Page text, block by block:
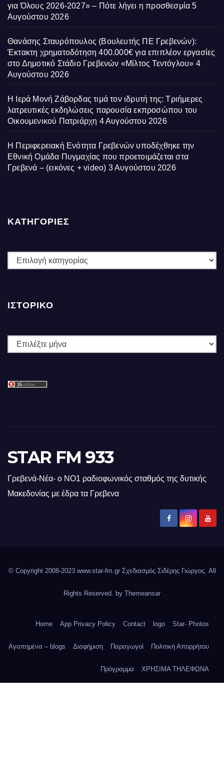
για Όλους 2026-2027» – Πότε λήγει η προσθεσμία 5
Αυγούστου 2026
Θανάσης Σταυρόπουλος (Βουλευτής ΠΕ Γρεβενών):
Έκτακτη χρηματοδότηση 400.000€ για επιπλέον εργασίες
στο Δημοτικό Στάδιο Γρεβενών «Μίλτος Τεντόγλου» 4
Αυγούστου 2026
Η Ιερά Μονή Ζάβορδας τιμά τον ιδρυτή της: Τριήμερες
λατρευτικές εκδηλώσεις παρουσία εκπροσώπου του
Οικουμενικού Πατριάρχη 4 Αυγούστου 2026
Η Περιφερειακή Ενότητα Γρεβενών υποδέχθηκε την
Εθνική Ομάδα Πυγμαχίας που προετοιμάζεται στα
Γρεβενά – (εικόνες + video) 3 Αυγούστου 2026
ΚΑΤΗΓΟΡΙΕΣ
ΚΑΤΗΓΟΡΙΕΣ
ΙΣΤΟΡΙΚΌ
Ιστορικό
STAR FM 933
Γρεβενά-Νέα- ο ΝΟ1 ραδιοφωνικός σταθμός της δυτικής
Μακεδονίας με έδρα τα Γρεβενα
© Copyright 2008-2023 www.star-fm.gr Σχεδιασμός Σιδέρης Γιώργος. All
Rights Reserved. by Themeansar
Home App Privacy Policy Contact logo Star- Photos
Αγαπημένα – blogs Διαφήμιση Παραγωγοί Πολιτική Απορρήτου
Πρόγραμμα ΧΡΗΣΙΜΑ ΤΗΛΕΦΩΝΑ